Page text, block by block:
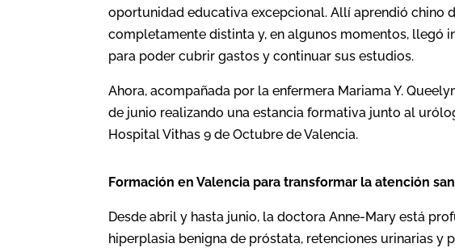
oportunidad educativa excepcional. Allí aprendió chino
completamente distinta y, en algunos momentos, llegó
para poder cubrir gastos y continuar sus estudios.
Ahora, acompañada por la enfermera Mariama Y.
de junio realizando una estancia formativa junto al
Hospital Vithas 9 de Octubre de Valencia.
Formación en Valencia para transformar la atención
Desde abril y hasta junio, la doctora Anne-Mary está
hiperplasia benigna de próstata, retenciones urinarias